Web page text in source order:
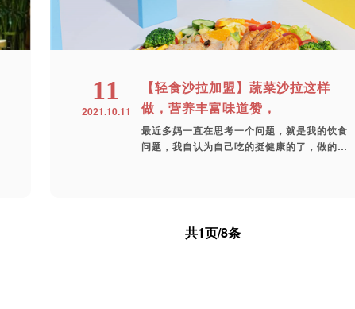
11
2021.10.11
【轻食沙拉加盟】蔬菜沙拉这样
做，营养丰富味道赞，
最近多妈一直在思考一个问题，就是我的饮食
问题，我自认为自己吃的挺健康的了，做的饭
共1页/8条